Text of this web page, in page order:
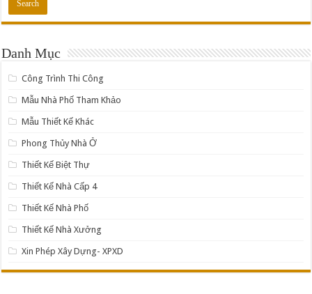
Danh Mục
Công Trình Thi Công
Mẫu Nhà Phố Tham Khảo
Mẫu Thiết Kế Khác
Phong Thủy Nhà Ở
Thiết Kế Biệt Thự
Thiết Kế Nhà Cấp 4
Thiết Kế Nhà Phố
Thiết Kế Nhà Xưởng
Xin Phép Xây Dựng- XPXD